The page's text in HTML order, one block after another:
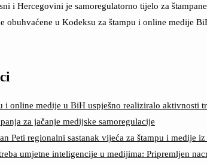
i Hercegovini je samoregulatorno tijelo za
obuhvaćene u Kodeksu za štampu i online medije
i online medije u BiH uspješno realiziralo aktivnosti
za jačanje medijske samoregulacije
Peti regionalni sastanak vijeća za štampu i medije
umjetne inteligencije u medijima: Pripremljen